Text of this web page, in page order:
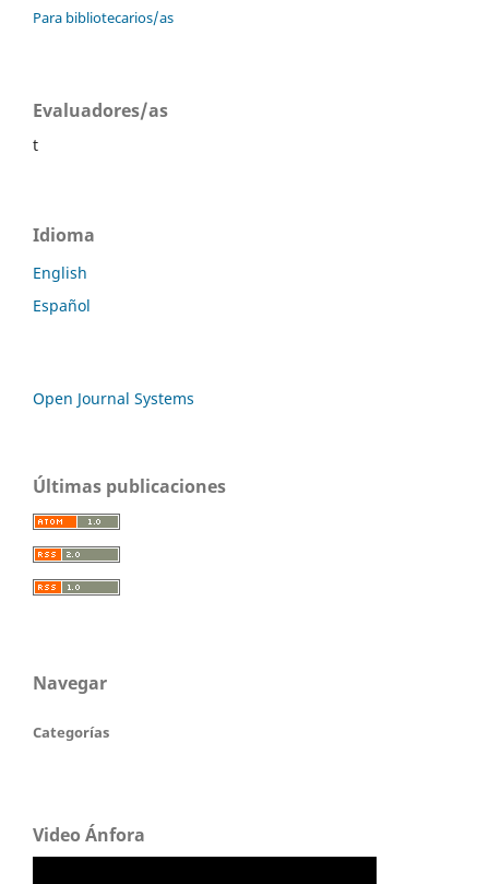
Para bibliotecarios/as
Evaluadores/as
t
Idioma
English
Español
Open Journal Systems
Últimas publicaciones
Navegar
Categorías
Video Ánfora